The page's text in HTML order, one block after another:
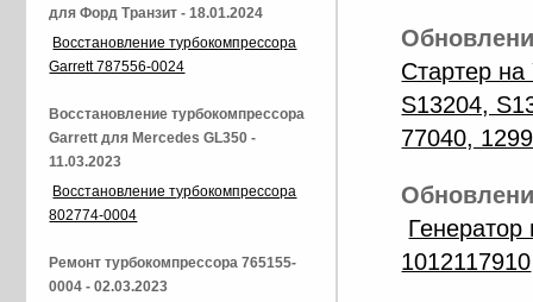
Стартер
S13204,
77040,
1012117910
для Форд Транзит - 18.01.2024
Восстановление турбокомпрессора
Garrett 787556-0024
Восстановление турбокомпрессора
Garrett для Mercedes GL350 -
11.03.2023
Восстановление турбокомпрессора
802774-0004
Ремонт турбокомпрессора 765155-
0004 - 02.03.2023